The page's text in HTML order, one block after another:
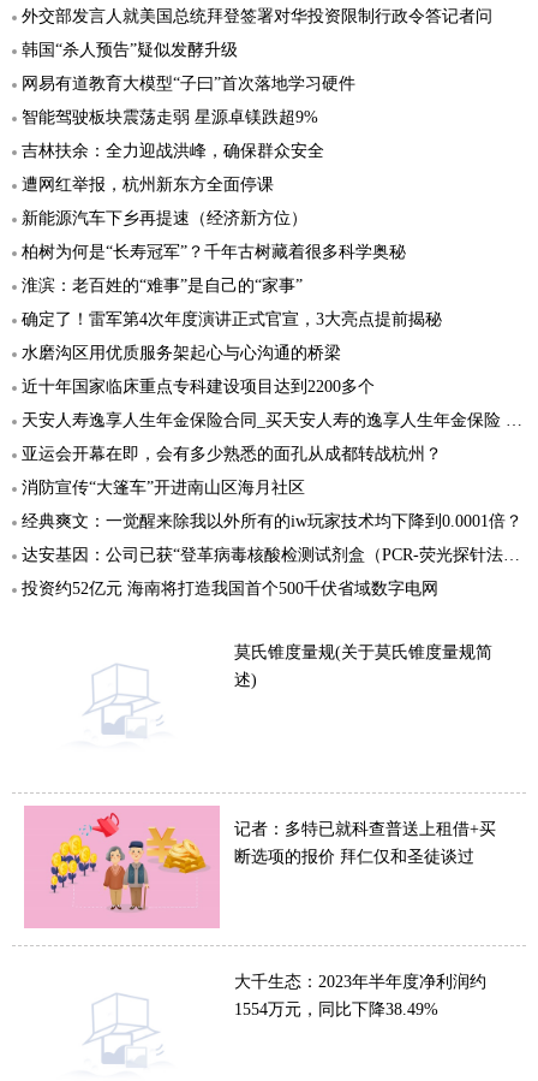
外交部发言人就美国总统拜登签署对华投资限制行政令答记者问
韩国“杀人预告”疑似发酵升级
网易有道教育大模型“子曰”首次落地学习硬件
智能驾驶板块震荡走弱 星源卓镁跌超9%
吉林扶余：全力迎战洪峰，确保群众安全
遭网红举报，杭州新东方全面停课
新能源汽车下乡再提速（经济新方位）
柏树为何是“长寿冠军”？千年古树藏着很多科学奥秘
淮滨：老百姓的“难事”是自己的“家事”
确定了！雷军第4次年度演讲正式官宣，3大亮点提前揭秘
水磨沟区用优质服务架起心与心沟通的桥梁
近十年国家临床重点专科建设项目达到2200多个
天安人寿逸享人生年金保险合同_买天安人寿的逸享人生年金保险 有保障吗
亚运会开幕在即，会有多少熟悉的面孔从成都转战杭州？
消防宣传“大篷车”开进南山区海月社区
经典爽文：一觉醒来除我以外所有的iw玩家技术均下降到0.0001倍？
达安基因：公司已获“登革病毒核酸检测试剂盒（PCR-荧光探针法）”的医疗器械注册证
投资约52亿元 海南将打造我国首个500千伏省域数字电网
莫氏锥度量规(关于莫氏锥度量规简
述)
记者：多特已就科查普送上租借+买
断选项的报价 拜仁仅和圣徒谈过
大千生态：2023年半年度净利润约
1554万元，同比下降38.49%